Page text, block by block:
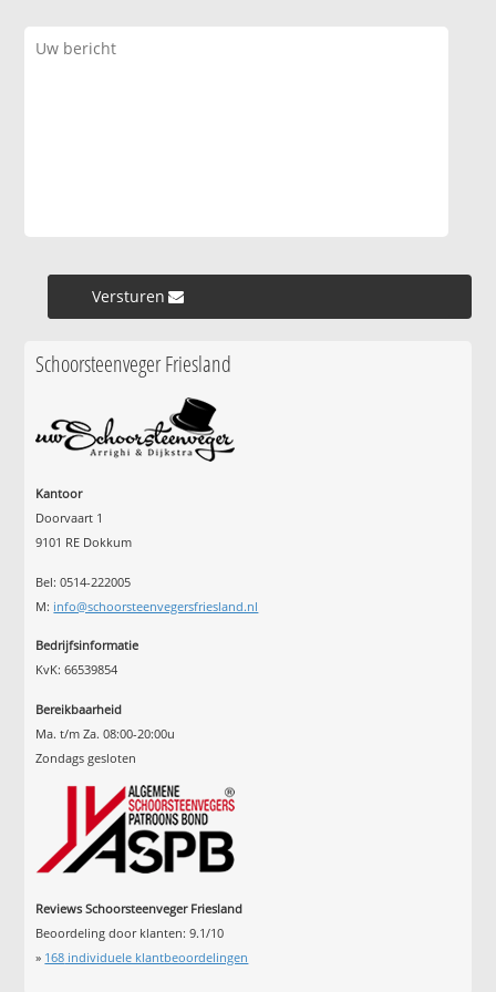
Versturen »
Schoorsteenveger Friesland
Kantoor
Doorvaart 1
9101 RE Dokkum
Bel: 0514-222005
M: info@schoorsteenvegersfriesland.nl
Bedrijfsinformatie
KvK: 66539854
Bereikbaarheid
Ma. t/m Za. 08:00-20:00u
Zondags gesloten
Reviews Schoorsteenveger Friesland
Beoordeling door klanten:9.1/10
» 168 individuele klantbeoordelingen